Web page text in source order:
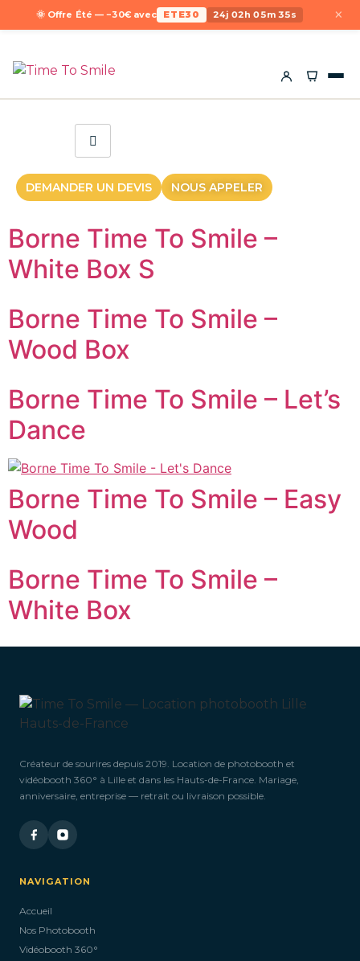
🌞 Offre Été — −30€ avec ETE30 24j 02h 05m 35s ×
DEMANDER UN DEVIS NOUS APPELER
Borne Time To Smile –
White Box S
Borne Time To Smile –
Wood Box
Borne Time To Smile – Let’s
Dance
Borne Time To Smile – Easy
Wood
Borne Time To Smile –
White Box
Créateur de sourires depuis 2019. Location de photobooth et
vidéobooth 360° à Lille et dans les Hauts-de-France. Mariage,
anniversaire, entreprise — retrait ou livraison possible.
NAVIGATION
Accueil
Nos Photobooth
Vidéobooth 360°